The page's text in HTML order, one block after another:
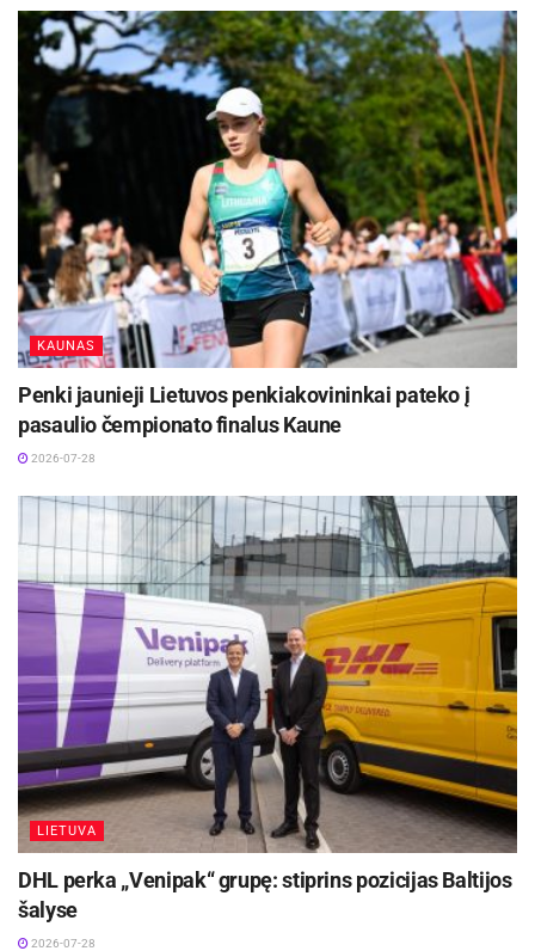
rugsėjo 26–27 dienomis, Prancūzijoje
11
Lietuvos sportininkų pasirodymą bei rezultatus
bus galima sekti jų facebook puslapio paskyroje:
www.facebook.com/lithuanianmxteam.
KAUNAS
Penki jaunieji Lietuvos penkiakovininkai pateko į
pasaulio čempionato finalus Kaune
2026-07-28
LIETUVA
DHL perka „Venipak“ grupę: stiprins pozicijas Baltijos
šalyse
2026-07-28